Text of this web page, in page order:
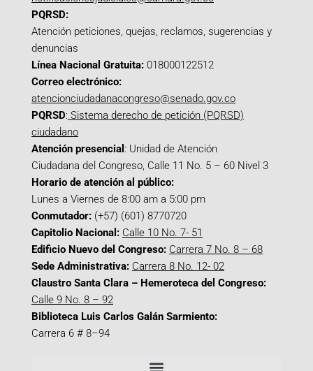
PQRSD:
Atención peticiones, quejas, reclamos, sugerencias y
denuncias
Línea Nacional Gratuita: 018000122512
Correo electrónico:
atencionciudadanacongreso@senado.gov.co
PQRSD: Sistema derecho de petición (PQRSD)
ciudadano
Atención presencial : Unidad de Atención
Ciudadana del Congreso, Calle 11 No. 5 – 60 Nivel 3
Horario de atención al público:
Lunes a Viernes de 8:00 am a 5:00 pm
Conmutador: (+57) (601) 8770720
Capitolio Nacional: Calle 10 No. 7- 51
Edificio Nuevo del Congreso: Carrera 7 No. 8 – 68
Sede Administrativa: Carrera 8 No. 12- 02
Claustro Santa Clara – Hemeroteca del Congreso:
Calle 9 No. 8 – 92
Biblioteca Luis Carlos Galán Sarmiento:
Carrera 6 # 8–94